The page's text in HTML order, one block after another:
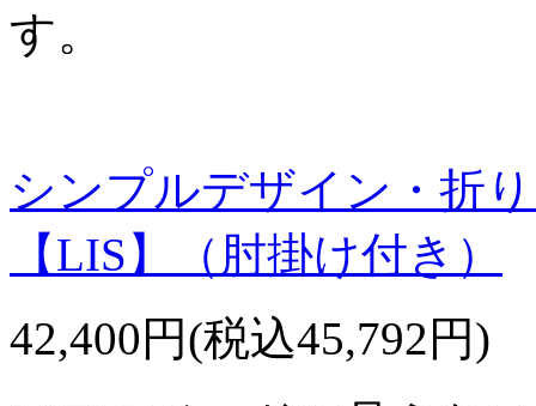
す。
シンプルデザイン・折
【LIS】（肘掛け付き）
42,400円(税込45,792円)